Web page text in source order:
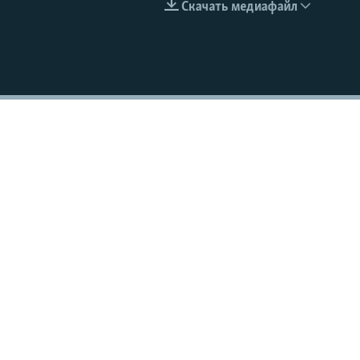
EMBED
Скачать медиафайл